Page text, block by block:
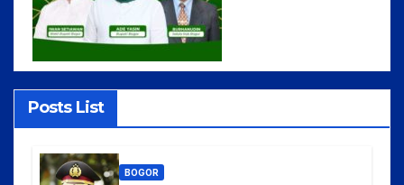
Posts List
BOGOR